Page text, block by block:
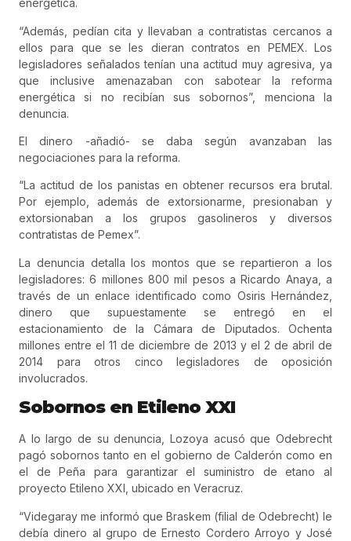
energética.
“Además, pedían cita y llevaban a contratistas cercanos a
ellos para que se les dieran contratos en PEMEX. Los
legisladores señalados tenían una actitud muy agresiva, ya
que inclusive amenazaban con sabotear la reforma
energética si no recibían sus sobornos”, menciona la
denuncia.
El dinero -añadió- se daba según avanzaban las
negociaciones para la reforma.
“La actitud de los panistas en obtener recursos era brutal.
Por ejemplo, además de extorsionarme, presionaban y
extorsionaban a los grupos gasolineros y diversos
contratistas de Pemex”.
La denuncia detalla los montos que se repartieron a los
legisladores: 6 millones 800 mil pesos a Ricardo Anaya, a
través de un enlace identificado como Osiris Hernández,
dinero que supuestamente se entregó en el
estacionamiento de la Cámara de Diputados. Ochenta
millones entre el 11 de diciembre de 2013 y el 2 de abril de
2014 para otros cinco legisladores de oposición
involucrados.
Sobornos en Etileno XXI
A lo largo de su denuncia, Lozoya acusó que Odebrecht
pagó sobornos tanto en el gobierno de Calderón como en
el de Peña para garantizar el suministro de etano al
proyecto Etileno XXI, ubicado en Veracruz.
“Videgaray me informó que Braskem (filial de Odebrecht) le
debía dinero al grupo de Ernesto Cordero Arroyo y José